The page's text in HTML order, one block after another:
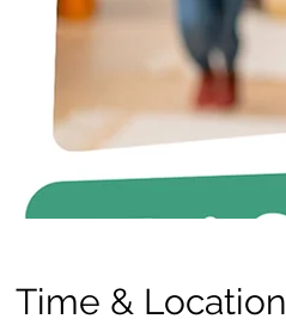
Time & Location